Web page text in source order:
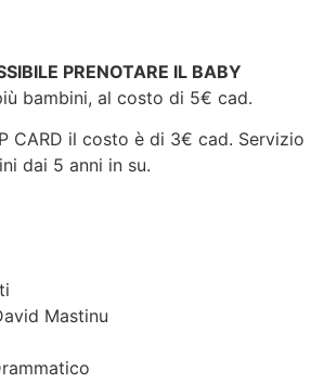
PRENOTARE IL BABY
bambini, al costo di 5€ cad.
CARD il costo è di 3€ cad. Servizio
dai 5 anni in su.
Mastinu